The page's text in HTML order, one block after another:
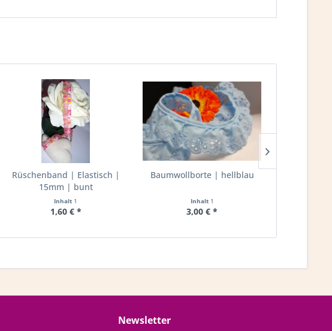
Rüschenband | Elastisch |
15mm | bunt
Inhalt 1
1,60 € *
Baumwollborte | hellblau
Inhalt 1
3,00 € *
Newsletter